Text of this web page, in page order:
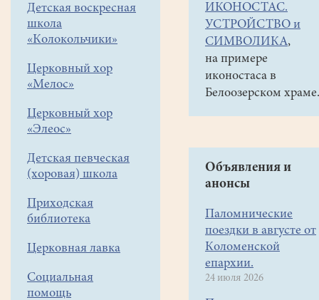
Детская воскресная
школа
«Колокольчики»
Церковный хор
«Мелос»
Церковный хор
«Элеос»
Детская певческая
(хоровая) школа
Приходская
библиотека
Церковная лавка
Социальная
помощь
Сказка
умной
маленькой
дочке
очень
хотя
честного
папаши
имени
Кузьма.
ИКОНОСТАС.
УСТРОЙСТВО и
СИМВОЛИКА,
на примере
иконостаса в
Белоозерском храме.
Объявления и
анонсы
Паломнические
поездки в августе от
Коломенской
епархии.
24 июля 2026